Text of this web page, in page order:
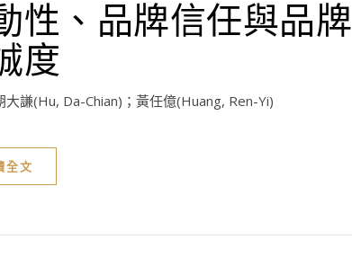
性、品牌信任與品牌
度
謙(Hu, Da-Chian)；黃任億(Huang, Ren-Yi)
全文